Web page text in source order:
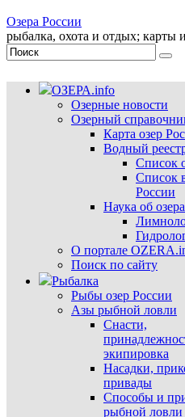
Озера России
рыбалка, охота и отдых; карты
ОЗЕРА.info
Озерные новости
Озерный
Карта озер
Водный
Список
Список
России
Наука об
О портале
Поиск по сайту
Рыбалка
Рыбы озер России
Азы рыбной ловли
Снасти,
экипировка
Насадки,
привады
Способы и
рыбной ловли